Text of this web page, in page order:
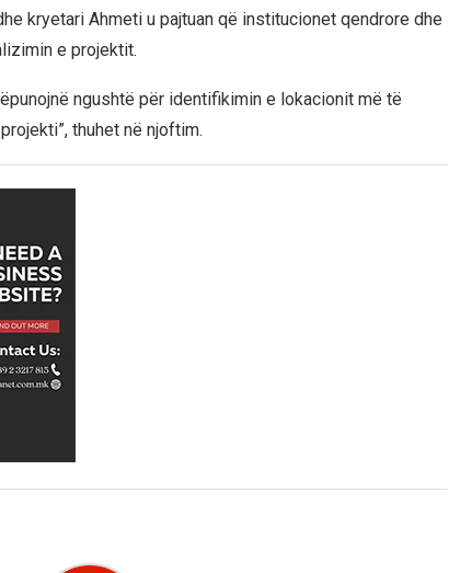
kryetari Ahmeti u pajtuan që institucionet qendrore dhe
e projektit.
ngushtë për identifikimin e lokacionit më të
thuhet në njoftim.